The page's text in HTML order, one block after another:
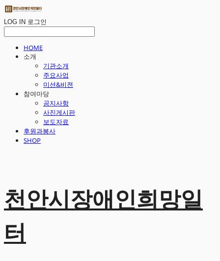
LOG IN 로그인
HOME
소개
기관소개
주요사업
미션&비젼
참여마당
공지사항
사진게시판
보도자료
후원과봉사
SHOP
천안시장애인희망일
터